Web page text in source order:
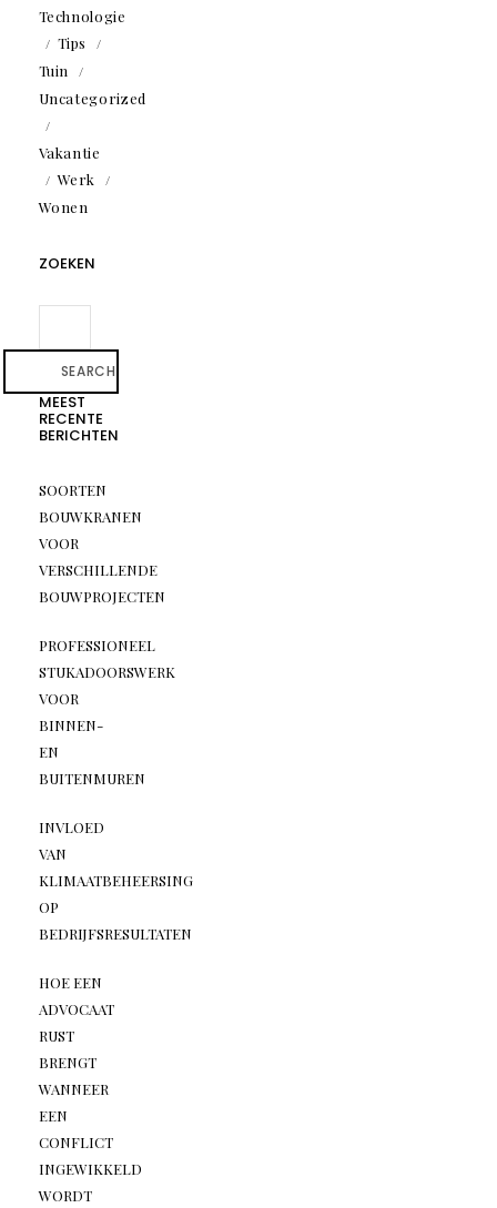
Technologie
Tips
Tuin
Uncategorized
Vakantie
Werk
Wonen
ZOEKEN
SEARCH
MEEST
RECENTE
BERICHTEN
SOORTEN
BOUWKRANEN
VOOR
VERSCHILLENDE
BOUWPROJECTEN
PROFESSIONEEL
STUKADOORSWERK
VOOR
BINNEN-
EN
BUITENMUREN
INVLOED
VAN
KLIMAATBEHEERSING
OP
BEDRIJFSRESULTATEN
HOE EEN
ADVOCAAT
RUST
BRENGT
WANNEER
EEN
CONFLICT
INGEWIKKELD
WORDT